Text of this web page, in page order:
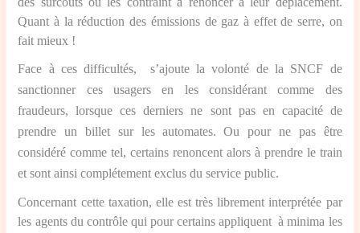
Quant à la réduction des émissions de gaz à effet de serre, on
fait mieux !
Face à ces difficultés, s’ajoute la volonté de la SNCF de
sanctionner ces usagers en les considérant comme des
fraudeurs, lorsque ces derniers ne sont pas en capacité de
prendre un billet sur les automates.
Ou pour ne pas être
considéré comme tel, certains renoncent alors à prendre le train
et sont ainsi complétement exclus du service public.
Concernant cette taxation, elle est très librement interprétée par
les agents du contrôle qui pour certains appliquent à minima les